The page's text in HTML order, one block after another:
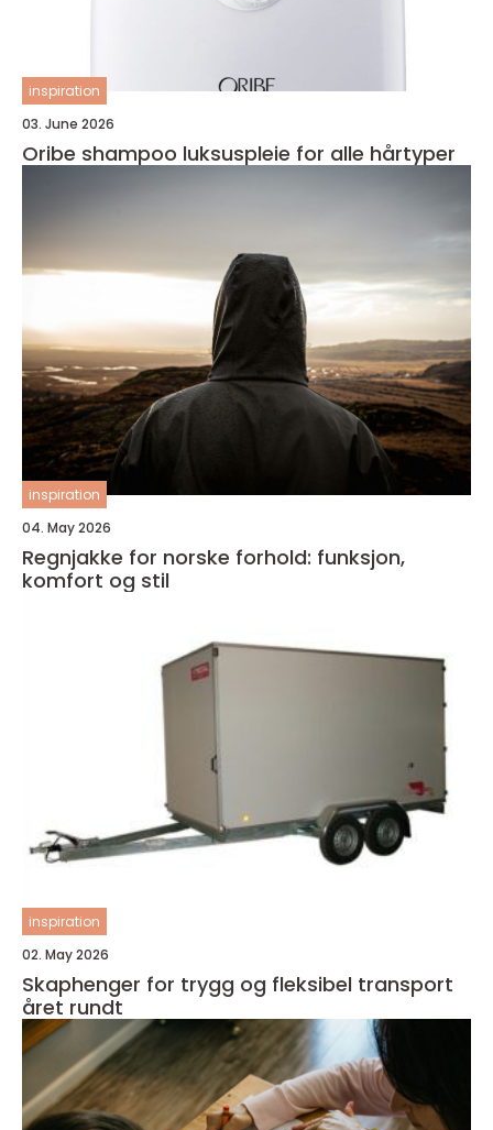
inspiration
03. June 2026
Oribe shampoo luksuspleie for alle hårtyper
inspiration
04. May 2026
Regnjakke for norske forhold: funksjon,
komfort og stil
inspiration
02. May 2026
Skaphenger for trygg og fleksibel transport
året rundt